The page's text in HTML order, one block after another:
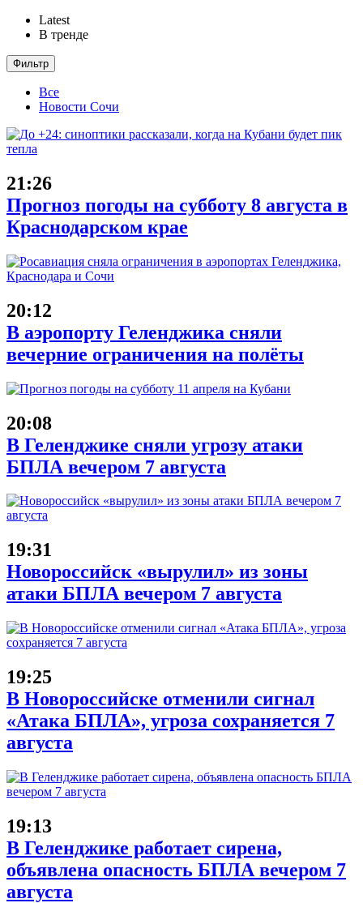
Latest
В тренде
Фильтр
Все
Новости Сочи
21:26
Прогноз погоды на субботу 8 августа в
Краснодарском крае
20:12
В аэропорту Геленджика сняли
вечерние ограничения на полёты
20:08
В Геленджике сняли угрозу атаки
БПЛА вечером 7 августа
19:31
Новороссийск «вырулил» из зоны
атаки БПЛА вечером 7 августа
19:25
В Новороссийске отменили сигнал
«Атака БПЛА», угроза сохраняется 7
августа
19:13
В Геленджике работает сирена,
объявлена опасность БПЛА вечером 7
августа